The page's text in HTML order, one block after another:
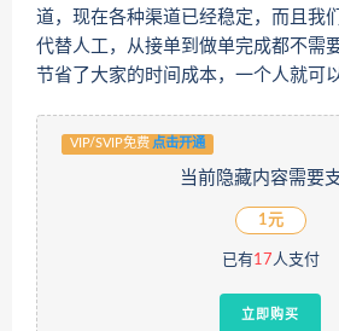
道，现在各种渠道已经稳定，而且我
代替人工，从接单到做单完成都不需
节省了大家的时间成本，一个人就可
VIP/SVIP免费 点击开通
当前隐藏内容需要
1元
已有 17人支付
立即购买